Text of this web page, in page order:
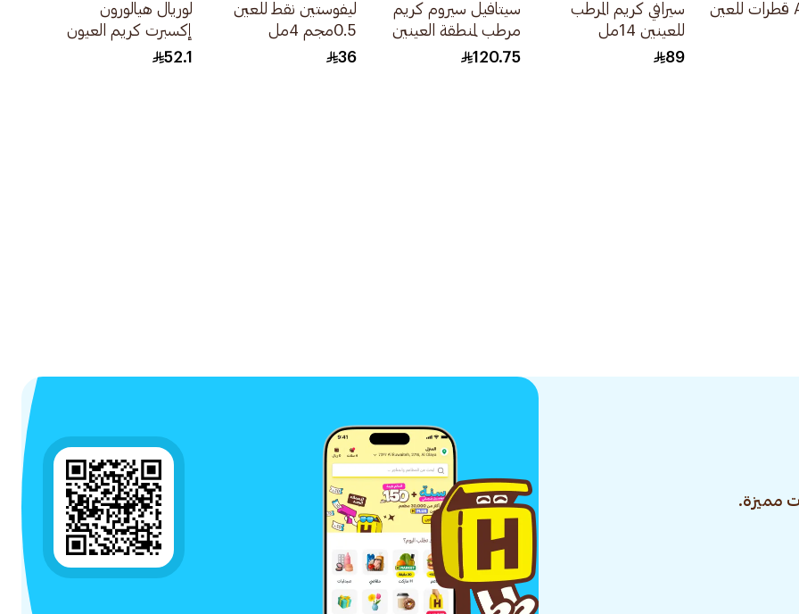
نافكون A قطرات للعين
سيرافي كريم المرطب
للعينين 14مل
89
سيتافيل سيروم كريم
مرطب لمنطقة العينين
14مل
120.75
ليفوستين نقط للعين
0.5مجم 4مل
36
لوريال هيالورون
إكسبرت كريم العيون
15مل
52.1
مميزة.